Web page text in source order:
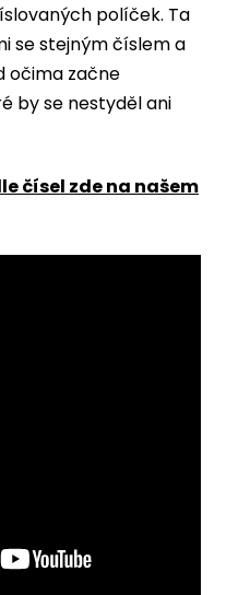
políček. Ta
se stejným číslem a
očima začne
by se nestyděl ani
čísel zde na našem